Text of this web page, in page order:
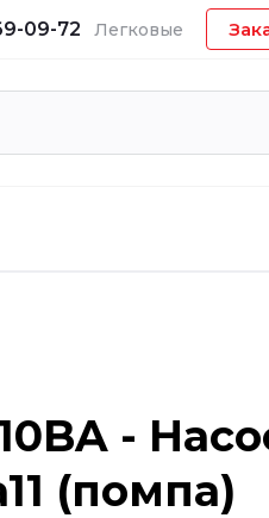
09-72 Легковые
-
(помпа)